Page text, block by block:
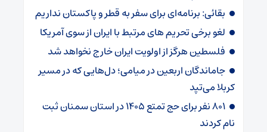
بقائی: برنامه‌ای برای سفر به قطر و پاکستان نداریم
لغو برخی تحریم های مرتبط با ایران از سوی آمریکا
فلسطین هرگز از اولویت ایران خارج نخواهد شد
جاماندگان اربعین در میامی؛ دل‌هایی که در مسیر
کربلا می‌تپد
۸۰۱ نفر برای حج تمتع ۱۴۰۵ در استان سمنان ثبت
نام کردند